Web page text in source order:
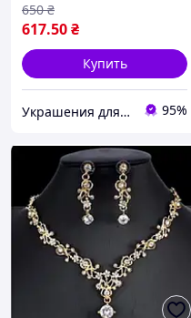
617.50₴
650 ₴
Купить
Украшения для волос - Интернет магазин Tiarav.com.ua 95%